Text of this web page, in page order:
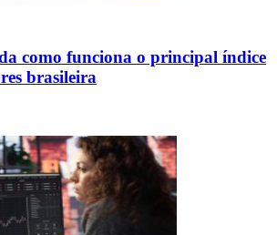
como funciona o principal índice
brasileira